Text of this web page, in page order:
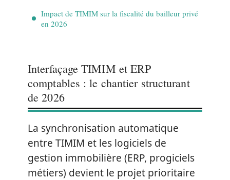
Impact de TIMIM sur la fiscalité du bailleur privé
en 2026
Interfaçage TIMIM et ERP
comptables : le chantier structurant
de 2026
La synchronisation automatique
entre TIMIM et les logiciels de
gestion immobilière (ERP, progiciels
métiers) devient le projet prioritaire